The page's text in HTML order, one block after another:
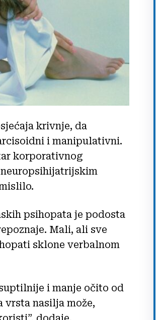
krivnje, da
i manipulativni.
korporativnog
neuropsihijatrijskim
psihopata je podosta
Mali, ali sve
sklone verbalnom
i manje očito od
vrsta nasilja može,